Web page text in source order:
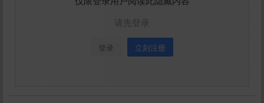
请先登录
登录 立刻注册